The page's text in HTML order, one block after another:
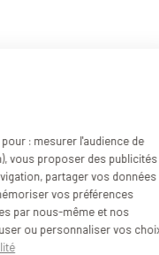
la conception
Notre
que lorsque
toute sécurité,
: mesurer l'audience de
vous proposer des publicités
partager vos données
vos préférences
par nous-même et nos
ou personnaliser vos